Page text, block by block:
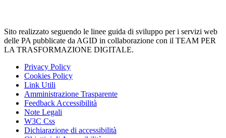
Sito realizzato seguendo le linee guida di sviluppo per i servizi web
delle PA pubblicate da AGID in collaborazione con il TEAM PER
LA TRASFORMAZIONE DIGITALE.
Privacy Policy
Cookies Policy
Link Utili
Amministrazione Trasparente
Feedback Accessibilità
Note Legali
W3C Css
Dichiarazione di accessibilità